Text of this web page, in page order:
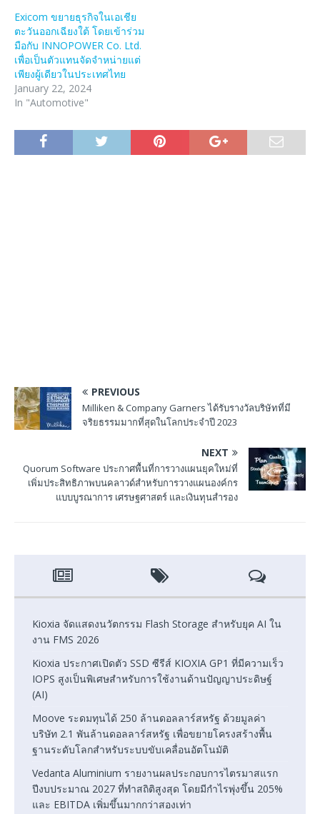
Exicom ขยายธุรกิจในเอเชีย
ตะวันออกเฉียงใต้ โดยเข้าร่วม
มือกับ INNOPOWER Co. Ltd.
เพื่อเป็นตัวแทนจัดจำหน่ายแต่
เพียงผู้เดียวในประเทศไทย
January 22, 2024
In "Automotive"
PREVIOUS
Milliken & Company Garners ได้รับรางวัลบริษัทที่มี
จริยธรรมมากที่สุดในโลกประจำปี 2023
NEXT
Quorum Software ประกาศพื้นที่การวางแผนยุคใหม่ที่
เพิ่มประสิทธิภาพบนคลาวด์สำหรับการวางแผนองค์กร
แบบบูรณาการ เศรษฐศาสตร์ และเงินทุนสำรอง
Kioxia จัดแสดงนวัตกรรม Flash Storage สำหรับยุค AI ใน
งาน FMS 2026
Kioxia ประกาศเปิดตัว SSD ซีรีส์ KIOXIA GP1 ที่มีความเร็ว
IOPS สูงเป็นพิเศษสำหรับการใช้งานด้านปัญญาประดิษฐ์
(AI)
Moove ระดมทุนได้ 250 ล้านดอลลาร์สหรัฐ ด้วยมูลค่า
บริษัท 2.1 พันล้านดอลลาร์สหรัฐ เพื่อขยายโครงสร้างพื้น
ฐานระดับโลกสำหรับระบบขับเคลื่อนอัตโนมัติ
Vedanta Aluminium รายงานผลประกอบการไตรมาสแรก
ปีงบประมาณ 2027 ที่ทำสถิติสูงสุด โดยมีกำไรพุ่งขึ้น 205%
และ EBITDA เพิ่มขึ้นมากกว่าสองเท่า